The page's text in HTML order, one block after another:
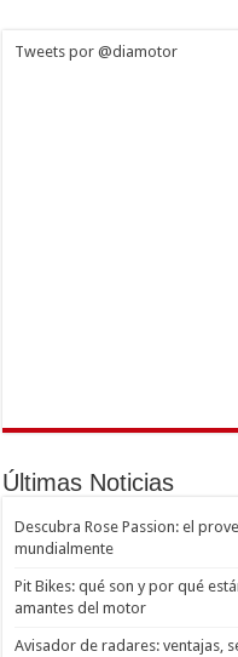
Tweets por @diamotor
Últimas Noticias
Descubra Rose Passion: el
mundialmente
Pit Bikes: qué son y por qué
amantes del motor
Avisador de radares: ventajas,